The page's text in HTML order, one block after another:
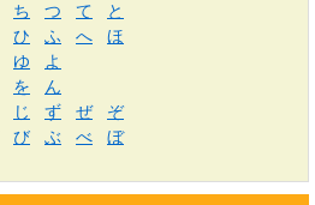
ち つ て
と
ひ ふ へ
ほ
ゆ
よ
を
ん
じ ず ぜ
ぞ
び ぶ べ
ぼ